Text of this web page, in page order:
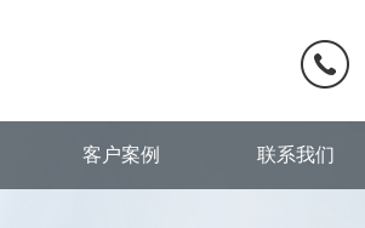
客户案例 联系我们